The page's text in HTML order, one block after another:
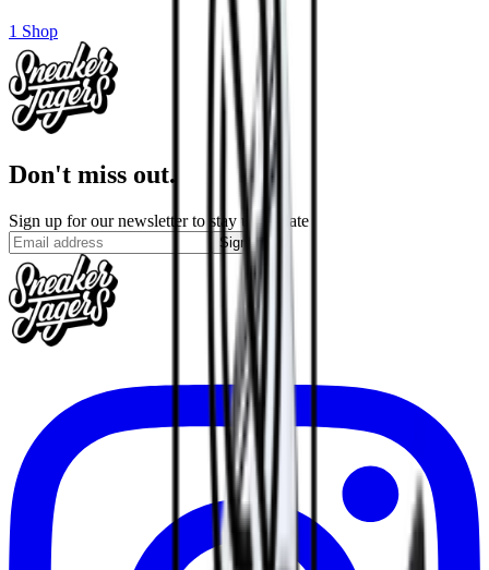
1 Shop
Don't miss out.
Sign up for our newsletter to stay up to date
Sign up